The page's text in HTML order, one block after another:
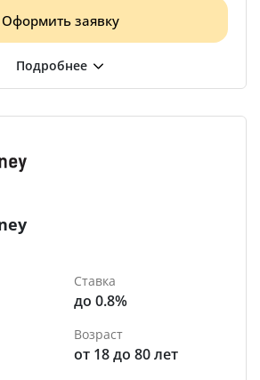
Оформить заявку
Ставка
до 0.8%
Возраст
от 18 до 80 лет